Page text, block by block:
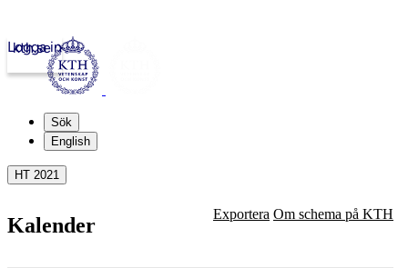
kth.se
Logga in
Sök
English
HT 2021
Kalender Exportera Om schema på KTH